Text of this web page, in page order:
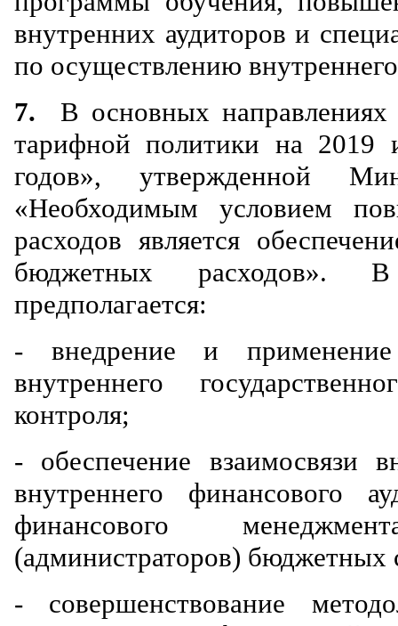
внутренних аудиторов и
по осуществлению
7. В основных
тарифной политики на
годов», утвержденной
«Необходимым условием
расходов является
бюджетных расходов».
предполагается:
- внедрение и применение
внутреннего
контроля;
- обеспечение взаимосвязи
внутреннего финансового
финансового
(администраторов) бюджетных
- совершенствование